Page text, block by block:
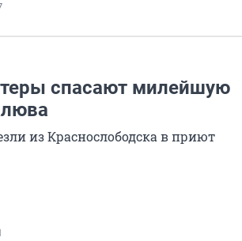
спасают милейшую
из Краснослободска в приют